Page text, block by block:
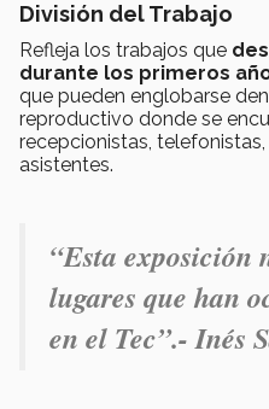
División del Trabajo
Refleja los trabajos que
durante los primeros
que pueden englobarse
reproductivo donde se
recepcionistas,
asistentes.
“Esta exposición
lugares que han
en el Tec”.- Inés